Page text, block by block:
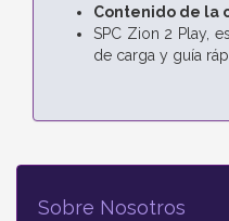
Contenido de la
SPC Zion 2 Play,
de carga y guía
Sobre Nosotros